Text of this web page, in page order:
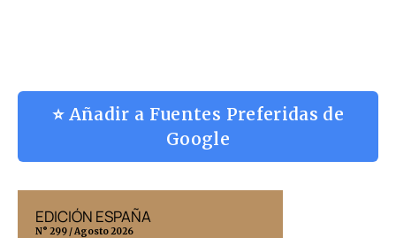
⭐ Añadir a Fuentes Preferidas de
Google
EDICIÓN ESPAÑA
N° 299 / Agosto 2026